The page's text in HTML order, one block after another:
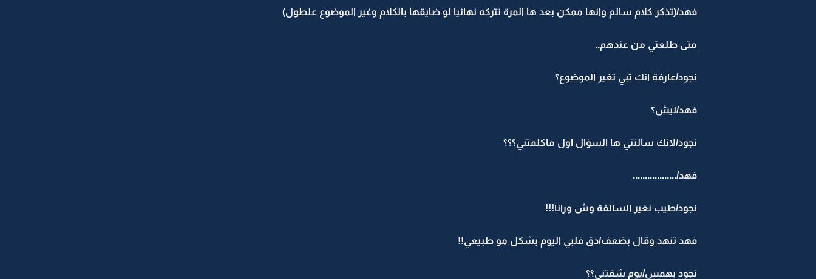
فهد/(تذكر كلام سالم وانها ممكن بعد ها المرة تتركه نهائيا لو ضايقها بالكلام وغير الموضوع علطول)
متى طلعتي من عندهم..
نجود/عارفة انك تبي تغير الموضوع؟
فهد/ليش؟
نجود/لانك سالتني ها السؤال اول ماكلمتني؟؟؟
فهد/..................
نجود/طيب نغير السالفة وش ورانا!!!
فهد تنهد وقال بضعف/دق قلبي اليوم بشكل مو طبيعي!!
نجود بهمس/يوم شفتني؟؟